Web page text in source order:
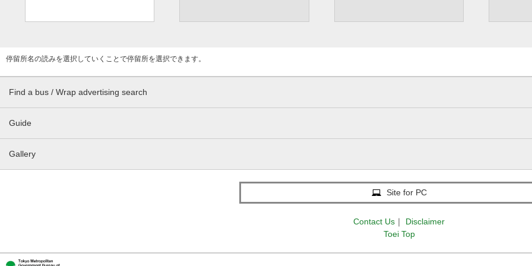
停留所名の読みを選択していくことで停留所を選択できます。
Find a bus / Wrap advertising search
Guide
Gallery
Site for PC
Contact Us ｜
Disclaimer
Toei Top